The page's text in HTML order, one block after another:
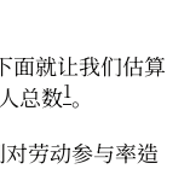
面就让我们估算
总数1。
劳动参与率造